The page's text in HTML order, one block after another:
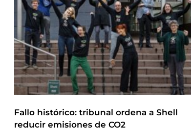
Fallo histórico: tribunal ordena a Shell
reducir emisiones de CO2